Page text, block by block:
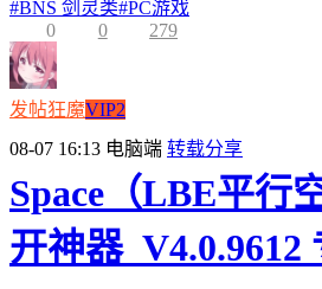
#BNS 剑灵类#PC游戏
0
0 279
发帖狂魔VIP2
08-07 16:13 电脑端 转载分享
Space（LBE平行
开神器_V4.0.9612